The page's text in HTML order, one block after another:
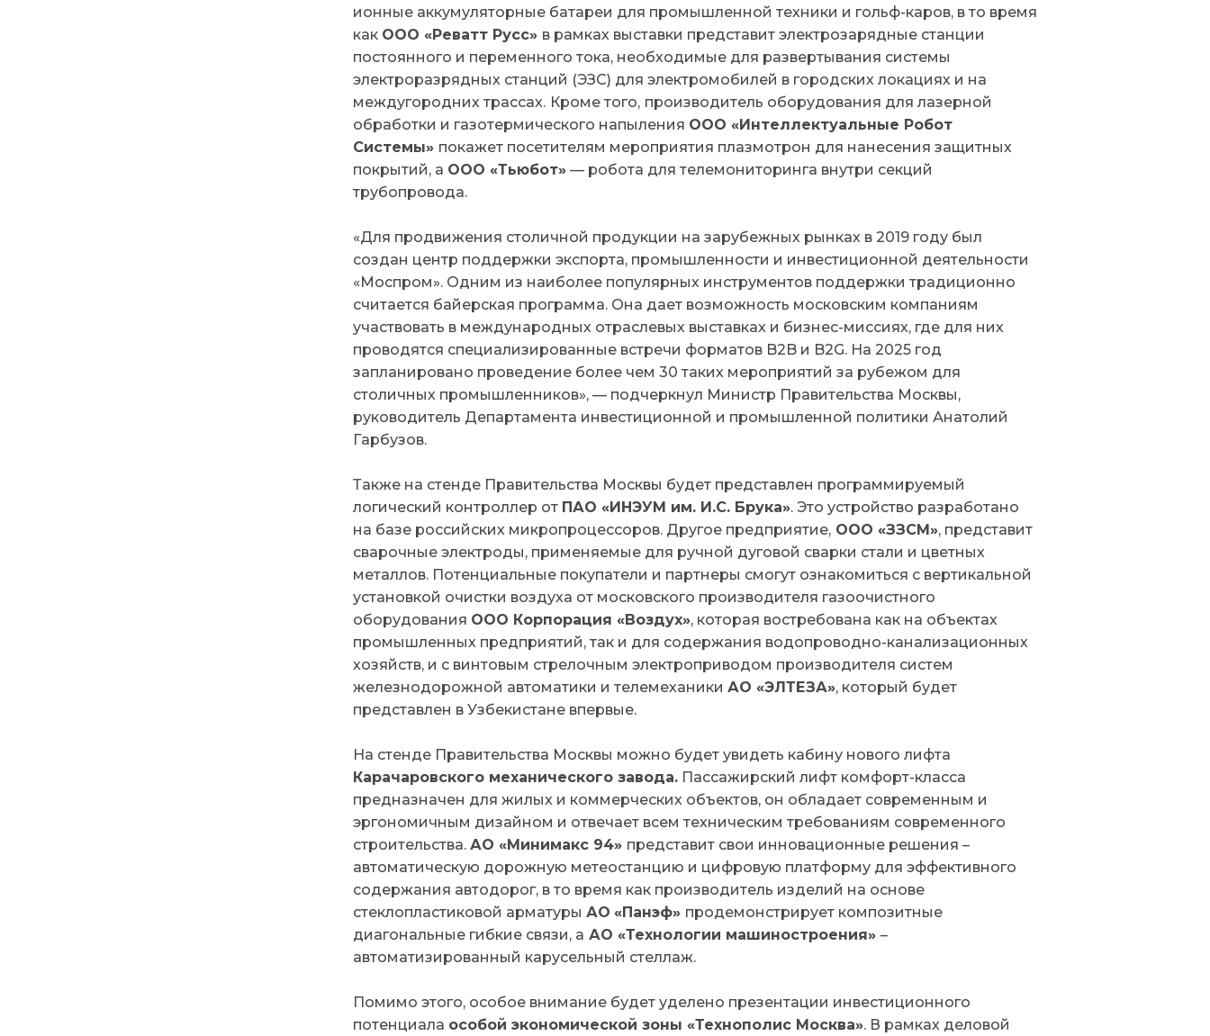
ионные аккумуляторные батареи для промышленной техники и гольф-каров, в то время
как ООО «Реватт Русс» в рамках выставки представит электрозарядные станции
постоянного и переменного тока, необходимые для развертывания системы
электроразрядных станций (ЭЗС) для электромобилей в городских локациях и на
междугородних трассах. Кроме того, производитель оборудования для лазерной
обработки и газотермического напыления ООО «Интеллектуальные Робот
Системы» покажет посетителям мероприятия плазмотрон для нанесения защитных
покрытий, а ООО «Тьюбот» — робота для телемониторинга внутри секций
трубопровода.
«Для продвижения столичной продукции на зарубежных рынках в 2019 году был
создан центр поддержки экспорта, промышленности и инвестиционной деятельности
«Моспром». Одним из наиболее популярных инструментов поддержки традиционно
считается байерская программа. Она дает возможность московским компаниям
участвовать в международных отраслевых выставках и бизнес-миссиях, где для них
проводятся специализированные встречи форматов B2B и B2G. На 2025 год
запланировано проведение более чем 30 таких мероприятий за рубежом для
столичных промышленников», — подчеркнул Министр Правительства Москвы,
руководитель Департамента инвестиционной и промышленной политики Анатолий
Гарбузов.
Также на стенде Правительства Москвы будет представлен программируемый
логический контроллер от ПАО «ИНЭУМ им. И.С. Брука». Это устройство разработано
на базе российских микропроцессоров. Другое предприятие, ООО «ЗЗСМ», представит
сварочные электроды, применяемые для ручной дуговой сварки стали и цветных
металлов. Потенциальные покупатели и партнеры смогут ознакомиться с вертикальной
установкой очистки воздуха от московского производителя газоочистного
оборудования ООО Корпорация «Воздух», которая востребована как на объектах
промышленных предприятий, так и для содержания водопроводно-канализационных
хозяйств, и с винтовым стрелочным электроприводом производителя систем
железнодорожной автоматики и телемеханики АО «ЭЛТЕЗА», который будет
представлен в Узбекистане впервые.
На стенде Правительства Москвы можно будет увидеть кабину нового лифта
Карачаровского механического завода. Пассажирский лифт комфорт-класса
предназначен для жилых и коммерческих объектов, он обладает современным и
эргономичным дизайном и отвечает всем техническим требованиям современного
строительства. АО «Минимакс 94» представит свои инновационные решения –
автоматическую дорожную метеостанцию и цифровую платформу для эффективного
содержания автодорог, в то время как производитель изделий на основе
стеклопластиковой арматуры АО «Панэф» продемонстрирует композитные
диагональные гибкие связи, а АО «Технологии машиностроения» –
автоматизированный карусельный стеллаж.
Помимо этого, ​​особое внимание будет уделено презентации инвестиционного
потенциала особой экономической зоны «Технополис Москва». В рамках деловой